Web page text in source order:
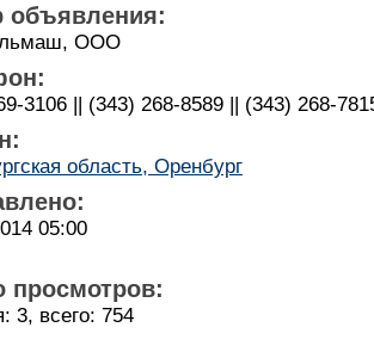
объявления:
ООО
3106 || (343) 268-8589 || (343) 268-
область, Оренбург
05:00
просмотров:
3, всего: 754